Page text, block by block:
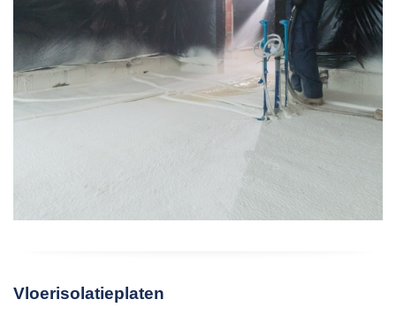
Vloerisolatieplaten